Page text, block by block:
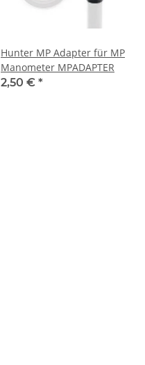
Hunter MP Adapter für MP
Manometer MPADAPTER
2,50 € *